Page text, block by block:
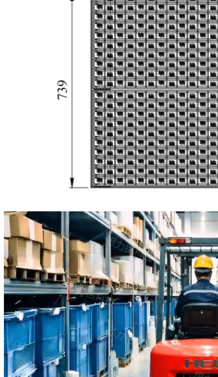
neumáticos
carretillas
elevadoras,
carretillas
transporte
y
vehículos
guiados
automáticamente
(AGV)